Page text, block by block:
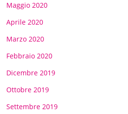
Maggio 2020
Aprile 2020
Marzo 2020
Febbraio 2020
Dicembre 2019
Ottobre 2019
Settembre 2019